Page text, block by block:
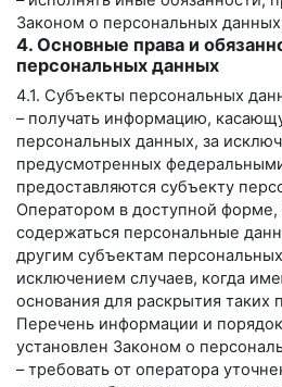
Законом о персональных
4. Основные права и
персональных данных
4.1. Субъекты персональных
– получать информацию,
персональных данных, за
предусмотренных
предоставляются субъекту
Оператором в доступной
содержаться персональные
другим субъектам
исключением случаев, когда
основания для раскрытия таких
Перечень информации и
установлен Законом о
– требовать от оператора